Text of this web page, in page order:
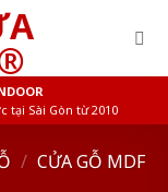
tại Sài Gòn từ 2010
/ CỬA GỖ MDF